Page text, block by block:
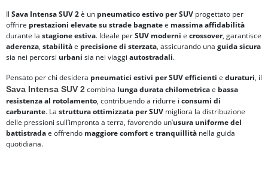
Il Sava Intensa SUV 2è un pneumatico estivo per SUV progettato per
offrire prestazioni elevate su strade bagnatee massima affidabilità
durante la stagione estiva. Ideale perSUV moderni e crossover, garantisce
aderenza, stabilitàe precisione di sterzata, assicurando una guida sicura
sia nei percorsi urbani sia nei viaggi autostradali.
Pensato per chi desidera pneumatici estivi per SUVefficienti e duraturi, il
Sava Intensa SUV 2combina lunga durata chilometricae bassa
resistenza al rotolamento, contribuendo a ridurre i consumi di
carburante. La struttura ottimizzata per SUV migliora la distribuzione
delle pressioni sull’impronta a terra, favorendo un’usura uniforme del
battistradae offrendo maggiore comforte tranquillità nella guida
quotidiana.